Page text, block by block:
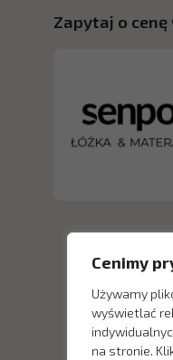
Cenimy
Używamy
wyświetlać
na stronie.
Zapytaj o